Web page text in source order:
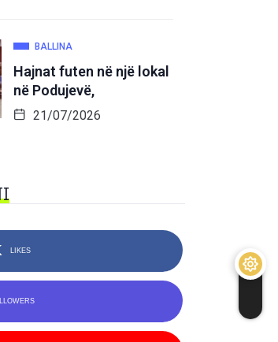
BALLINA
Hajnat futen në një lokal
në Podujevë,
21/07/2026
LIKES